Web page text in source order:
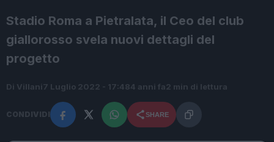
Stadio Roma a Pietralata, il Ceo del club
giallorosso svela nuovi dettagli del
progetto
Di Villani7 Luglio 2022 - 17:484 anni fa2 min di lettura
CONDIVIDI SHARE